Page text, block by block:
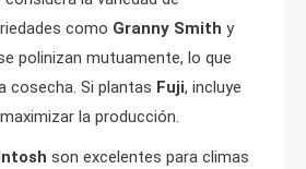
como Granny Smith y
polinizan mutuamente, lo que
cosecha. Si plantas Fuji, incluye
la producción.
son excelentes para climas